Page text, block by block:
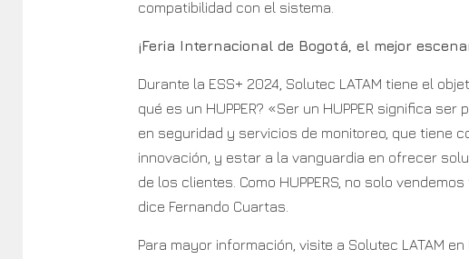
compatibilidad con el sistema.
¡Feria Internacional de Bogotá, el mejor
Durante la ESS+ 2024, Solutec LATAM tiene el
qué es un HUPPER? «Ser un HUPPER significa
en seguridad y servicios de monitoreo, que tiene
innovación, y estar a la vanguardia en ofrecer
de los clientes. Como HUPPERS, no solo
dice Fernando Cuartas.
Para mayor información, visite a Solutec LATAM